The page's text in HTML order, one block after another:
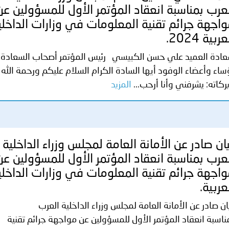
في المجالات الأكاديمية والتدريبية، والتوعية والإرشاد
الإمارات ـ 1448/02/22هـ ــ الموافق 2026/08/05 م -
الإمارات ـ 1448/02/22هـ ــ الموافق 2026/08/05 م - شرطة
الكويت ـ 1448/02/22هـ ــ الموافق 2026/08/05 م - بمناسبة
بتعيين اللواء حمد أحمد المنيفي وكيل وزارة مساعد لشؤون
بمناسبة انعقاد المؤتمر الأول للمسؤولين
جرائم تقنية المعلومات في وزارات
2024.
العميد علي حسن الكبيسي رئيس المؤتمر أصحاب السعادة
وأعضاء الوفود أيها السادة الكرام السلام عليكم ورحمة الله
يشرفني وأنا أرحب...
المزيد
صادر عن الأمانة العامة لمجلس وزراء الداخلية
بمناسبة انعقاد المؤتمر الأول للمسؤولين
جرائم تقنية المعلومات في وزارات
صادر عن الأمانة العامة لمجلس وزراء الداخلية العرب
انعقاد المؤتمر الأول للمسؤولين عن مواجهة جرائم تقنية